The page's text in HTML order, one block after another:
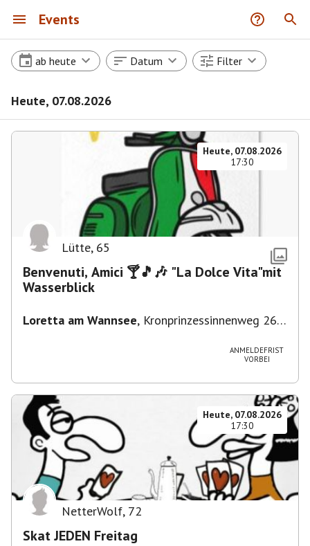
Events
ab heute Datum Filter
Heute, 07.08.2026
Heute, 07.08.2026
17:30
Lütte, 65
Benvenuti, Amici 🍸🎵🎶 "La Dolce Vita"mit
Wasserblick
Loretta am Wannsee, Kronprinzessinnenweg 260,
ANMELDEFRIST
VORBEI
Heute, 07.08.2026
17:30
NetterWolf, 72
Skat JEDEN Freitag